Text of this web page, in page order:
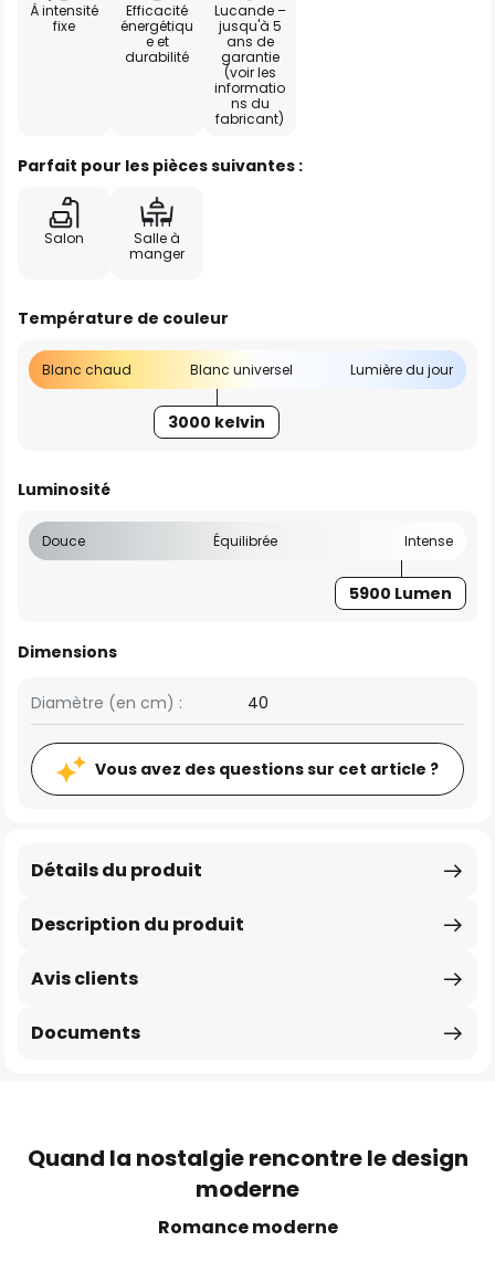
À intensité
fixe
Efficacité
énergétiqu
e et
durabilité
Lucande –
jusqu'à 5
ans de
garantie
(voir les
informatio
ns du
fabricant)
Parfait pour les pièces suivantes :
Salon
Salle à
manger
Température de couleur
Blanc chaud Blanc universel Lumière du jour
3000 kelvin
Luminosité
Douce Équilibrée Intense
5900 Lumen
Dimensions
Diamètre (en cm) : 40
Vous avez des questions sur cet article ?
Description du produit
Détails du produit
Avis clients
Documents
Quand la nostalgie rencontre le design
moderne
Romance moderne